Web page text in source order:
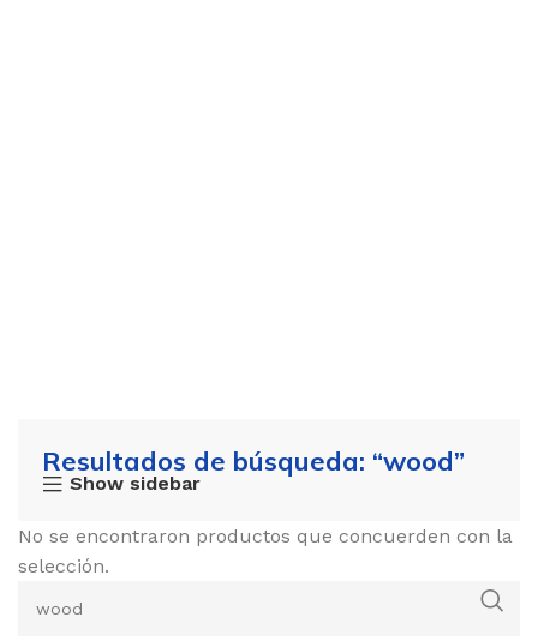
Resultados de búsqueda: “wood”
Show sidebar
No se encontraron productos que concuerden con la
selección.